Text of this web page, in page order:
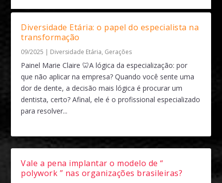
Diversidade Etária: o papel do especialista na
transformação
09/2025 | Diversidade Etária, Gerações
Painel Marie Claire 🦷A lógica da especialização: por
que não aplicar na empresa? Quando você sente uma
dor de dente, a decisão mais lógica é procurar um
dentista, certo? Afinal, ele é o profissional especializado
para resolver...
Vale a pena implantar o modelo de “
polywork ” nas organizações brasileiras?